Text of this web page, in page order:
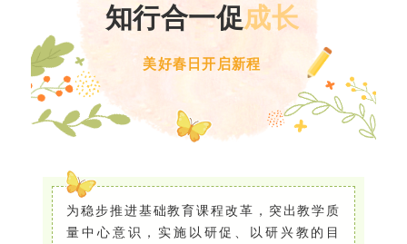
美好春日开启新程
知行合一促成长
为稳步推进基础教育课程改革，突出教学质
量中心意识，实施以研促、以研兴教的目